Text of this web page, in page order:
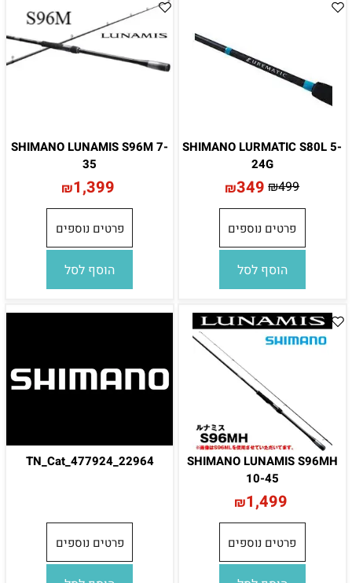
SHIMANO LURMATIC S80L 5-
24G
₪499
₪349
פרטים נוספים
הוסף לסל
SHIMANO LUNAMIS S96M 7-
35
₪1,399
פרטים נוספים
הוסף לסל
SHIMANO LUNAMIS S96MH
10-45
₪1,499
פרטים נוספים
TN_Cat_477924_22964
פרטים נוספים